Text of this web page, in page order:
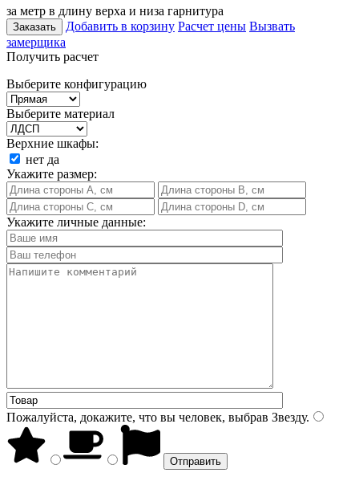
за метр в длину верха и низа гарнитура
Заказать Добавить в корзину Расчет цены Вызвать
замерщика
Получить расчет
Выберите конфигурацию
Выберите материал
Верхние шкафы:
нет да
Укажите размер:
Укажите личные данные:
Пожалуйста, докажите, что вы человек, выбрав Звезду.